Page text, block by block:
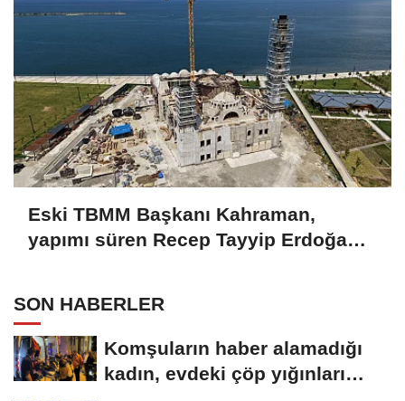
Eski TBMM Başkanı Kahraman,
yapımı süren Recep Tayyip Erdoğan
SON HABERLER
Komşuların haber alamadığı
kadın, evdeki çöp yığınları